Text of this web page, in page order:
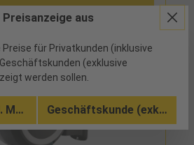
aus
Preise für Privatkunden (inklusive
(exklusive
werden sollen.
Geschäftskunde (exkl.